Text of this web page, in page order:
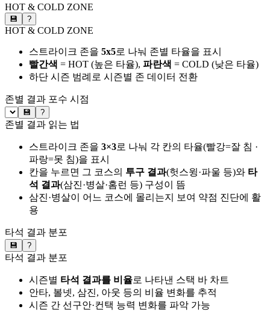
HOT & COLD ZONE
💾 ?
HOT & COLD ZONE
스트라이크 존을 5x5로 나눠 존별 타율을 표시
빨간색 = HOT (높은 타율), 파란색 = COLD (낮은 타율)
하단 시즌 범례로 시즌별 존 데이터 전환
존별 결과 포수 시점
💾 ?
존별 결과 읽는 법
스트라이크 존을 3×3로 나눠 각 칸의 타율(빨강=잘 침 ·
파랑=못 침)을 표시
칸을 누르면 그 코스의 투구 결과(헛스윙·파울 등)와 타
석 결과(삼진·병살·홈런 등) 구성이 뜸
삼진·병살이 어느 코스에 몰리는지 보여 약점 진단에 활
용
타석 결과 분포
💾 ?
타석 결과 분포
시즌별 타석 결과를 비율로 나타낸 스택 바 차트
안타, 볼넷, 삼진, 아웃 등의 비율 변화를 추적
시즌 간 선구안·컨택 능력 변화를 파악 가능